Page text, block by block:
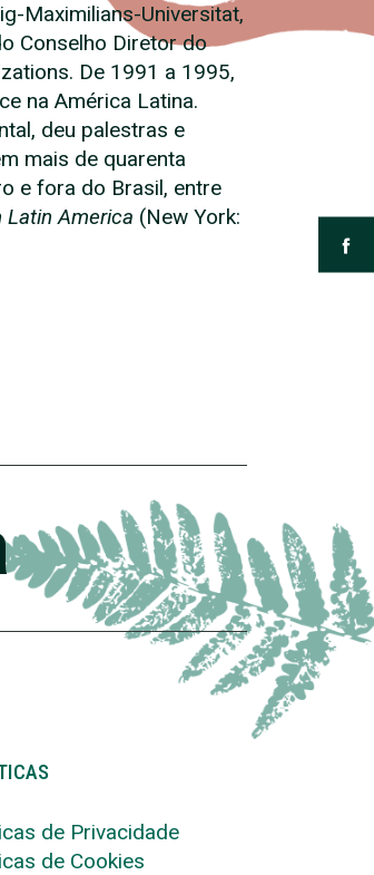
Maximilians-Universitat,
Conselho Diretor do
De 1991 a 1995,
na América Latina.
deu palestras e
mais de quarenta
e fora do Brasil, entre
America (New York:
de Privacidade
de Cookies